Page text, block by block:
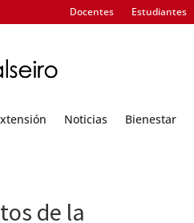
Docentes Estudiantes
Noticias Bienestar
de la